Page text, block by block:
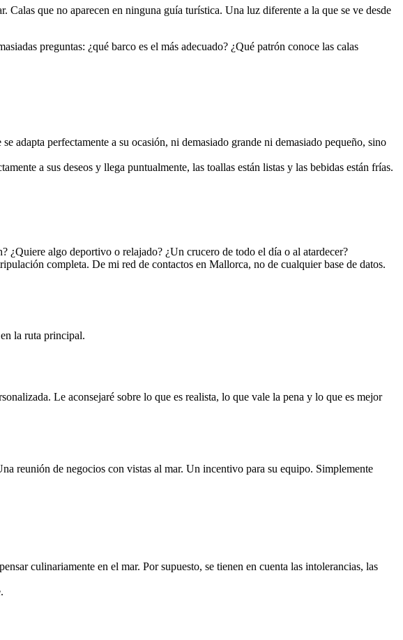
que no aparecen en ninguna guía turística. Una luz diferente a la que se ve desde
preguntas: ¿qué barco es el más adecuado? ¿Qué patrón conoce las calas
adapta perfectamente a su ocasión, ni demasiado grande ni demasiado pequeño, sino
a sus deseos y llega puntualmente, las toallas están listas y las bebidas están frías.
¿Quiere algo deportivo o relajado? ¿Un crucero de todo el día o al atardecer?
completa. De mi red de contactos en Mallorca, no de cualquier base de datos.
la ruta principal.
Le aconsejaré sobre lo que es realista, lo que vale la pena y lo que es mejor
reunión de negocios con vistas al mar. Un incentivo para su equipo. Simplemente
culinariamente en el mar. Por supuesto, se tienen en cuenta las intolerancias, las